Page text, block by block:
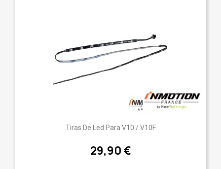
Tiras De Led Para V10 / V10F
29,90 €